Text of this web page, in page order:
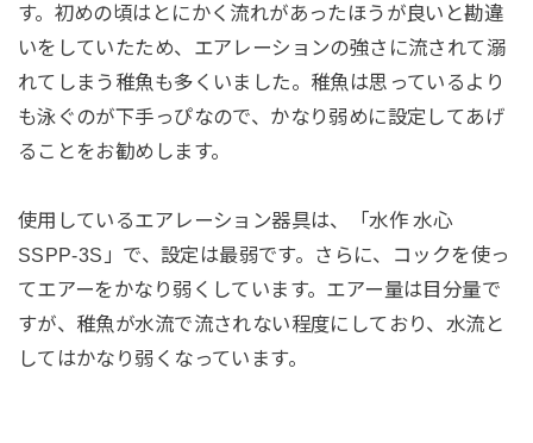
す。初めの頃はとにかく流れがあったほうが良いと勘違
いをしていたため、エアレーションの強さに流されて溺
れてしまう稚魚も多くいました。稚魚は思っているより
も泳ぐのが下手っぴなので、かなり弱めに設定してあげ
ることをお勧めします。
使用しているエアレーション器具は、「水作 水心
SSPP-3S」で、設定は最弱です。さらに、コックを使っ
てエアーをかなり弱くしています。エアー量は目分量で
すが、稚魚が水流で流されない程度にしており、水流と
してはかなり弱くなっています。